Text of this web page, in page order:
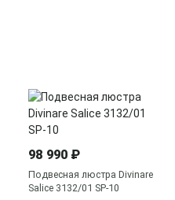
98 990 ₽
Подвесная люстра Divinare
Salice 3132/01 SP-10